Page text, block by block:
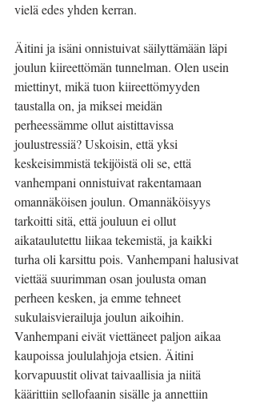
vielä edes yhden kerran.
Äitini ja isäni onnistuivat säilyttämään läpi
joulun kiireettömän tunnelman. Olen usein
miettinyt, mikä tuon kiireettömyyden
taustalla on, ja miksei meidän
perheessämme ollut aistittavissa
joulustressiä? Uskoisin, että yksi
keskeisimmistä tekijöistä oli se, että
vanhempani onnistuivat rakentamaan
omannäköisen joulun. Omannäköisyys
tarkoitti sitä, että jouluun ei ollut
aikataulutettu liikaa tekemistä, ja kaikki
turha oli karsittu pois. Vanhempani halusivat
viettää suurimman osan joulusta oman
perheen kesken, ja emme tehneet
sukulaisvierailuja joulun aikoihin.
Vanhempani eivät viettäneet paljon aikaa
kaupoissa joululahjoja etsien. Äitini
korvapuustit olivat taivaallisia ja niitä
käärittiin sellofaanin sisälle ja annettiin